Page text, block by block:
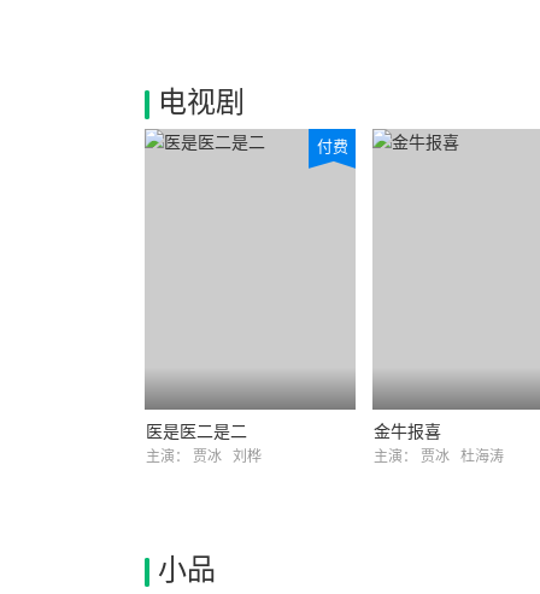
电视剧
付费
医是医二是二
主演： 贾冰 刘桦
金牛报喜
主演： 贾冰 杜海涛
小品